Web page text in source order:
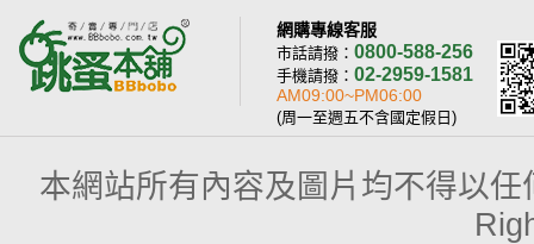
網購專線客服
市話請撥： 0800-588-256
手機請撥： 02-2959-1581
AM09:00~PM06:00
(周一至週五不含國定假日)
本網站所有內容及圖片均不得以